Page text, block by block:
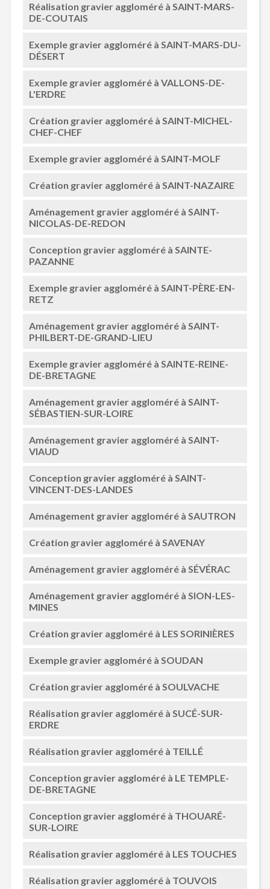
Réalisation gravier aggloméré à SAINT-MARS-
DE-COUTAIS
Exemple gravier aggloméré à SAINT-MARS-DU-
DÉSERT
Exemple gravier aggloméré à VALLONS-DE-
L'ERDRE
Création gravier aggloméré à SAINT-MICHEL-
CHEF-CHEF
Exemple gravier aggloméré à SAINT-MOLF
Création gravier aggloméré à SAINT-NAZAIRE
Aménagement gravier aggloméré à SAINT-
NICOLAS-DE-REDON
Conception gravier aggloméré à SAINTE-
PAZANNE
Exemple gravier aggloméré à SAINT-PÈRE-EN-
RETZ
Aménagement gravier aggloméré à SAINT-
PHILBERT-DE-GRAND-LIEU
Exemple gravier aggloméré à SAINTE-REINE-
DE-BRETAGNE
Aménagement gravier aggloméré à SAINT-
SÉBASTIEN-SUR-LOIRE
Aménagement gravier aggloméré à SAINT-
VIAUD
Conception gravier aggloméré à SAINT-
VINCENT-DES-LANDES
Aménagement gravier aggloméré à SAUTRON
Création gravier aggloméré à SAVENAY
Aménagement gravier aggloméré à SÉVÉRAC
Aménagement gravier aggloméré à SION-LES-
MINES
Création gravier aggloméré à LES SORINIÈRES
Exemple gravier aggloméré à SOUDAN
Création gravier aggloméré à SOULVACHE
Réalisation gravier aggloméré à SUCÉ-SUR-
ERDRE
Réalisation gravier aggloméré à TEILLÉ
Conception gravier aggloméré à LE TEMPLE-
DE-BRETAGNE
Conception gravier aggloméré à THOUARÉ-
SUR-LOIRE
Réalisation gravier aggloméré à LES TOUCHES
Réalisation gravier aggloméré à TOUVOIS